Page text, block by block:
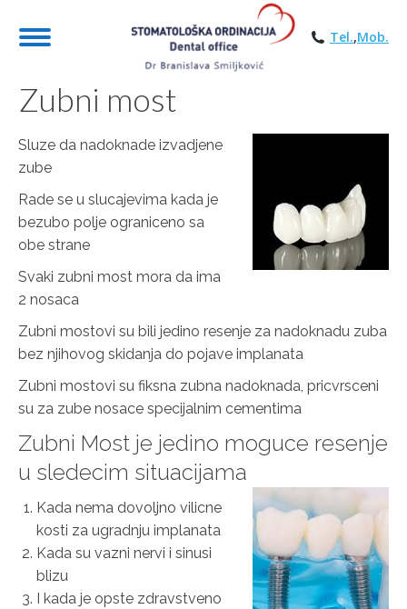
Tel.,Mob.
Zubni most
Sluze da nadoknade izvadjene
zube
Rade se u slucajevima kada je
bezubo polje ograniceno sa
obe strane
Svaki zubni most mora da ima
2 nosaca
Zubni mostovi su bili jedino resenje za nadoknadu zuba
bez njihovog skidanja do pojave implanata
Zubni mostovi su fiksna zubna nadoknada, pricvrsceni
su za zube nosace specijalnim cementima
Zubni Most je jedino moguce resenje
u sledecim situacijama
Kada nema dovoljno vilicne
kosti za ugradnju implanata
Kada su vazni nervi i sinusi
blizu
I kada je opste zdravstveno